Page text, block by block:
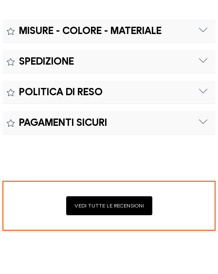
MISURE - COLORE - MATERIALE
Colore:
SPEDIZIONE
conforme alle direttive vigenti. La garanzia copre eventuali
sostituzioni senza costi aggiuntivi.
POLITICA DI RESO
spedizione e oneri doganali a carico del cliente.
PAGAMENTI SICURI
VEDI TUTTE LE RECENSIONI